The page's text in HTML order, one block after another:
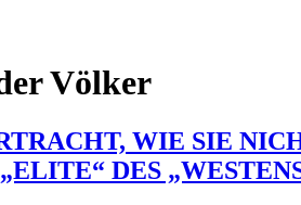
Völker
WIE SIE
DES